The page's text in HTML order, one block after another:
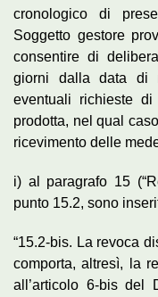
cronologico di
Soggetto gestore
consentire di
giorni dalla data di
eventuali richieste di
prodotta, nel qual
ricevimento delle
i) al paragrafo 15
punto 15.2, sono
“15.2-bis. La revoca
comporta, altresì, la
all’articolo 6-bis del